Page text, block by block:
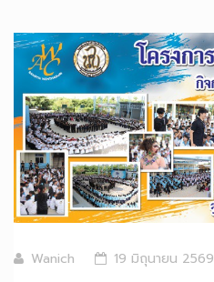
Wanich 19 มิถุนายน 2569